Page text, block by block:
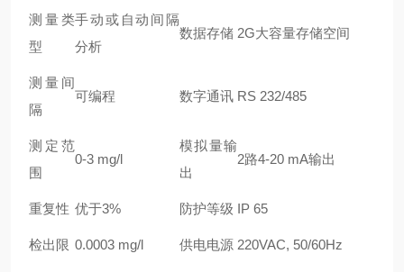
测量类
型
手动或自动间隔
分析
数据存储 2G大容量存储空间
测量间
隔
可编程 数字通讯 RS 232/485
测定范
围
0-3 mg/l
模拟量输
出
2路4-20 mA输出
重复性 优于3% 防护等级 IP 65
检出限 0.0003 mg/l 供电电源 220VAC, 50/60Hz